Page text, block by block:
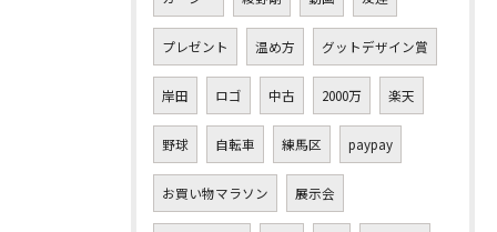
プレゼント 温め方 グットデザイン賞
岸田 ロゴ 中古 2000万 楽天
野球 自転車 練馬区 paypay
お買い物マラソン 展示会